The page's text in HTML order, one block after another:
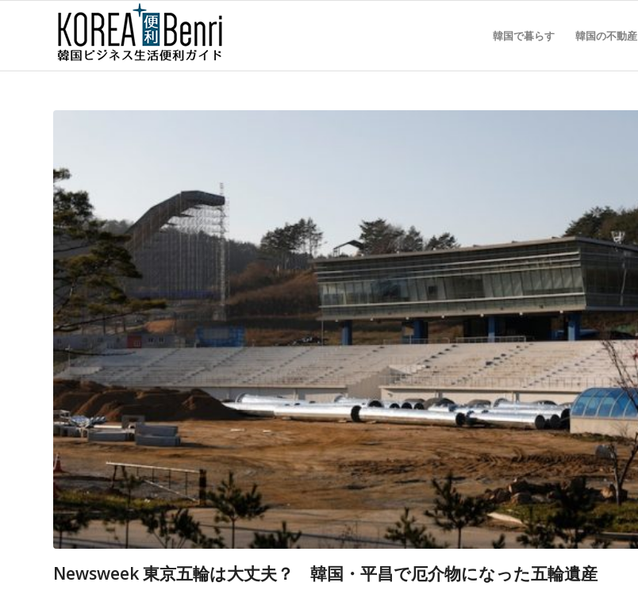
韓国で暮らす 韓国の不動産
Newsweek 東京五輪は大丈夫？ 韓国・平昌で厄介物になった五輪遺産